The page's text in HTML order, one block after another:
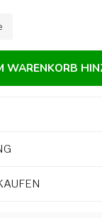
WARENKORB